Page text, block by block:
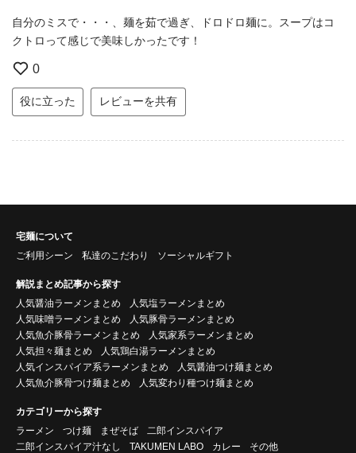
自分のミスで・・・、麺を茹で過ぎ、ドロドロ麺に。スープはコ
クトロって感じで美味しかったです！
0
役に立った レビューを共有
宅麺について
ご利用シーン
私達のこだわり ソーシャルギフト
解説まとめ記事から探す
人気醤油ラーメンまとめ
人気塩ラーメンまとめ
人気味噌ラーメンまとめ
人気豚骨ラーメンまとめ
人気魚介豚骨ラーメンまとめ
人気家系ラーメンまとめ
人気担々麺まとめ
人気鶏白湯ラーメンまとめ
人気インスパイア系ラーメンまとめ
人気醤油つけ麺まとめ
人気魚介豚骨つけ麺まとめ
人気変わり種つけ麺まとめ
カテゴリーから探す
ラーメン
つけ麺 まぜそば
二郎インスパイア
二郎インスパイア汁なし
TAKUMEN LABO カレー その他